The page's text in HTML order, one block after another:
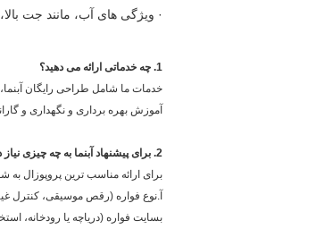
· ویژگی های آب، مانند جت بالا، فواره 2 بعدی، چشمه 3 بعدی، چشمه خشک،
1. چه خدماتی ارائه می دهید؟
خدمات ما شامل طراحی رایگان
آموزش بهره برداری و نگهداری و گارانتی 12 ماهه و پشتیبانی فنی مادام
2. برای پیشنهاد آبنما به چه چیزی نیاز دارید؟
برای ارائه مناسب ترین پروپوزال به
آ.نوع فواره (رقص موسیقی، کنترل
بسایت فواره (دریاچه یا رودخانه،